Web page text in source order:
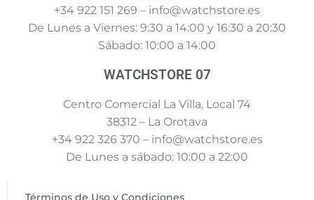
+34 922 151 269 – info@watchstore.es
De Lunes a Viernes: 9:30 a 14:00 y 16:30 a 20:30
Sábado: 10:00 a 14:00
WATCHSTORE 07
Centro Comercial La Villa, Local 74
38312 – La Orotava
+34 922 326 370 – info@watchstore.es
De Lunes a sábado: 10:00 a 22:00
Términos de Uso y Condiciones